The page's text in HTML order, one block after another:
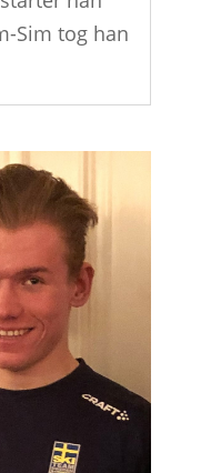
Sim tog han